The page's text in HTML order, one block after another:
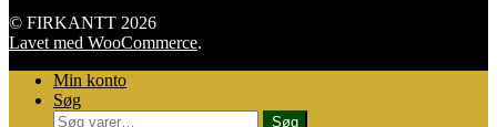
© FIRKANTT 2026
Lavet med WooCommerce.
Min konto
Søg
Søg
Søg